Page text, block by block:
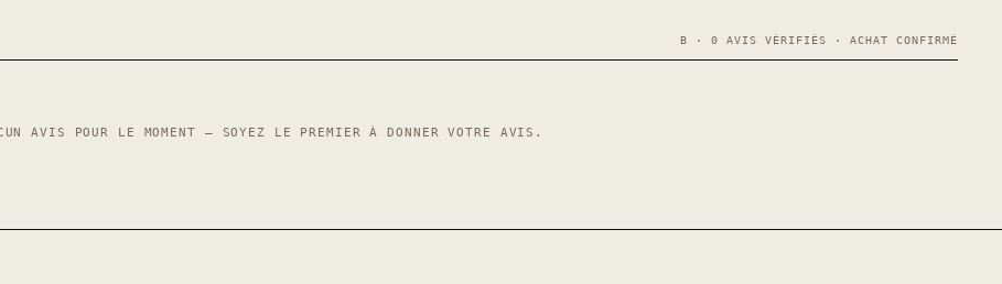
B · 0 AVIS VÉRIFIÉS · ACHAT CONFIRMÉ
AVIS POUR LE MOMENT — SOYEZ LE PREMIER À DONNER VOTRE AVIS.